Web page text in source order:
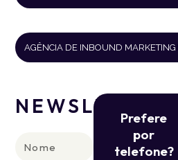
AGÊNCIA DE INBOUND
NEWSLETTER
Prefere
por
telefone?